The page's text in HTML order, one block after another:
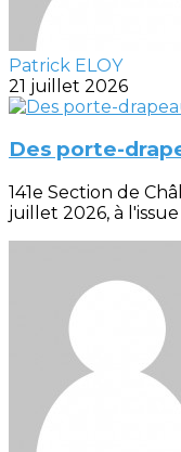
Patrick ELOY
21 juillet 2026
Des porte-
141e Section de
juillet 2026, à